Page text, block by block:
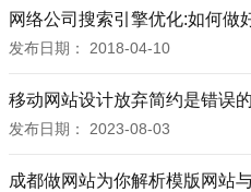
网络公司搜索引擎优化:如何做
发布日期： 2018-04-10
移动网站设计放弃简约是错误
发布日期： 2023-08-03
成都做网站为你解析模版网站